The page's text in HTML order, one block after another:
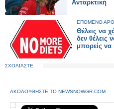
Ανταρκτική
ΕΠΟΜΕΝΟ
Θέλεις να
δεν θέλεις
μπορείς να
ΣΧΟΛΙΑΣΤΕ
ΑΚΟΛΟΥΘΗΣΤΕ ΤΟ NEWSNOWGR.COM